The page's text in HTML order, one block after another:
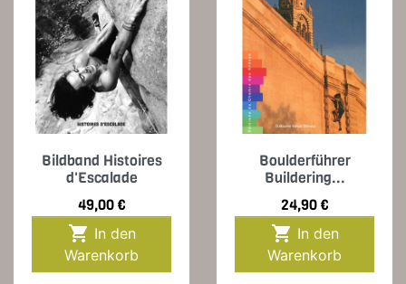
Bildband Histoires
d'Escalade
Preis
49,00 €

Warenkorb
Boulderführer
Buildering...
Preis
24,90 €

Warenkorb